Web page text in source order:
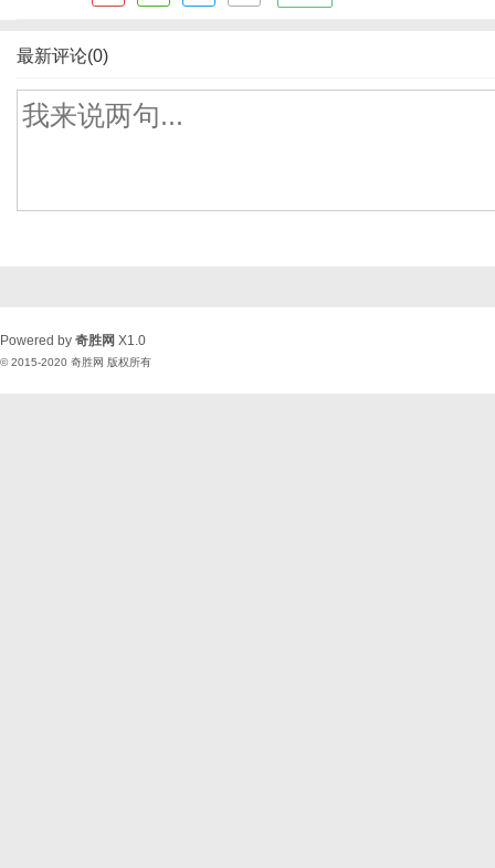
最新评论(0)
Powered by 奇胜网 X1.0
© 2015-2020 奇胜网 版权所有